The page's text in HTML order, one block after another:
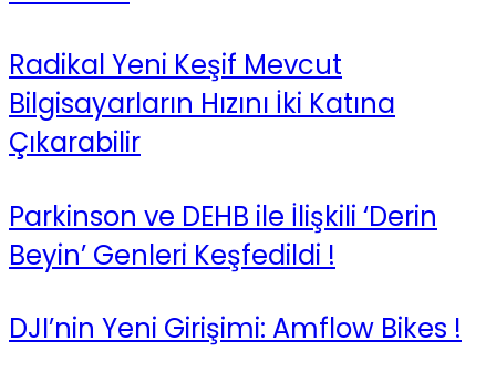
Radikal Yeni Keşif Mevcut
Bilgisayarların Hızını İki Katına
Çıkarabilir
Parkinson ve DEHB ile İlişkili ‘Derin
Beyin’ Genleri Keşfedildi !
DJI’nin Yeni Girişimi: Amflow Bikes !